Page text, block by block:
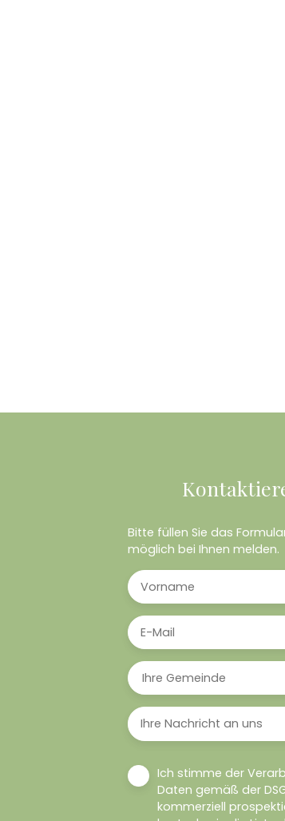
Bitte füllen Sie das
möglich bei Ihnen melden.
Vorname
E-Mail
Ihre Gemeinde
Ihre Nachricht an uns
Ich stimme der
Daten gemäß der
kommerziell